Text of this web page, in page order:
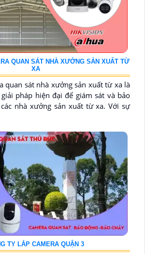
QUAN SÁT NHÀ XƯỞNG SẢN XUẤT TỪ
XA
quan sát nhà xưởng sản xuất từ xa là
pháp hiện đại để giám sát và bảo
nhà xưởng sản xuất từ xa. Với sự
TY LẮP CAMERA QUẬN 3